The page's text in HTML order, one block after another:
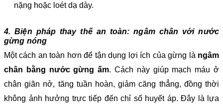
nặng hoặc loét dạ dày.
4. Biện pháp thay thế an toàn: ngâm chân với nước
gừng nóng
Một cách an toàn hơn để tận dụng lợi ích của gừng là ngâm
chân bằng nước gừng ấm. Cách này giúp mạch máu ở
chân giãn nở, tăng tuần hoàn, giảm căng thẳng, đồng thời
không ảnh hưởng trực tiếp đến chỉ số huyết áp. Đây là lựa